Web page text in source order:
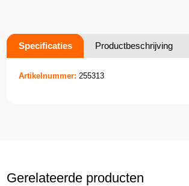
Specificaties Productbeschrijving
Artikelnummer: 255313
Gerelateerde producten